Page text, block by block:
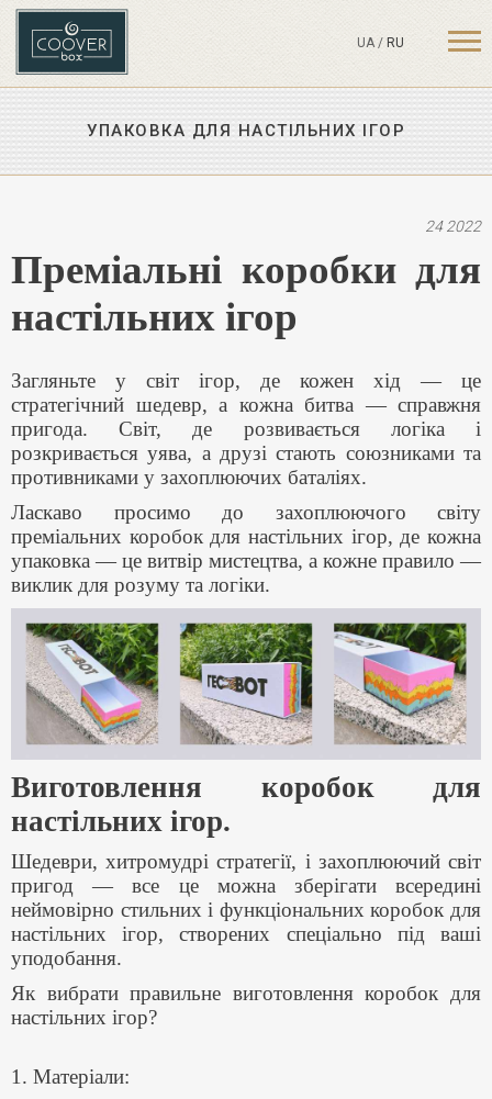
UA / RU
УПАКОВКА ДЛЯ НАСТІЛЬНИХ ІГОР
24 2022
Преміальні коробки для
настільних ігор
Загляньте у світ ігор, де кожен хід — це
стратегічний шедевр, а кожна битва — справжня
пригода. Світ, де розвивається логіка і
розкривається уява, а друзі стають союзниками та
противниками у захоплюючих баталіях.
Ласкаво просимо до захоплюючого світу
преміальних коробок для настільних ігор, де кожна
упаковка — це витвір мистецтва, а кожне правило —
виклик для розуму та логіки.
Виготовлення коробок для
настільних ігор.
Шедеври, хитромудрі стратегії, і захоплюючий світ
пригод — все це можна зберігати всередині
неймовірно стильних і функціональних коробок для
настільних ігор, створених спеціально під ваші
уподобання.
Як вибрати правильне виготовлення коробок для
настільних ігор?
1. Матеріали: